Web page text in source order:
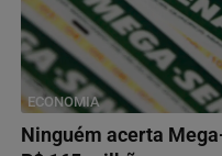
ECONOMIA
Ninguém acerta